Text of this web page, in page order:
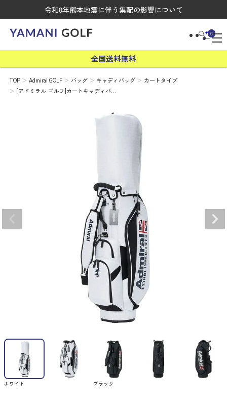
令和8年熊本地震に伴う集配の影響について
0
全国送料無料
TOP Admiral GOLF バッグ キャディバッグ
カートタイプ
[アドミラル ゴルフ]カートキャディバ…
ホワイト ブラック